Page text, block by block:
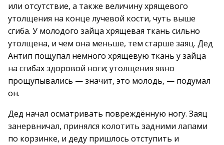
или отсутствие, а также величину хрящевого
утолщения на конце лучевой кости, чуть выше
сгиба. У молодого зайца хрящевая ткань сильно
утолщена, и чем она меньше, тем старше заяц. Дед
Антип пощупал немного хрящевую ткань у зайца
на сгибах здоровой ноги; утолщения явно
прощупывались — значит, это молодь, — подумал
он.
Дед начал осматривать повреждённую ногу. Заяц
занервничал, принялся колотить задними лапами
по корзинке, и деду пришлось отступить и